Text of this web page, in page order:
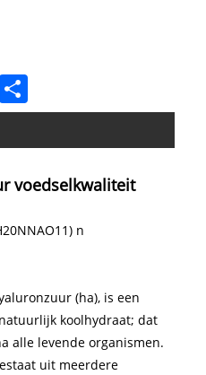
LinkedIn
voedselkwaliteit
n
(ha), is een
koolhydraat; dat
alle levende organismen.
uit meerdere